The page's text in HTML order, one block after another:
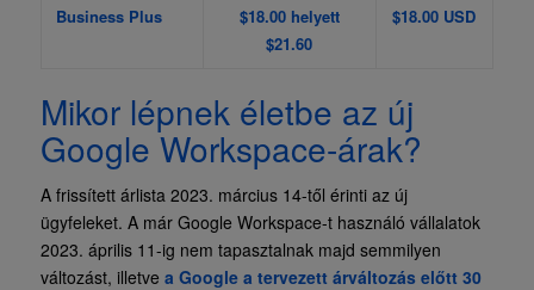
Business Plus
$18.00 helyett
$21.60
$18.00 USD
Mikor lépnek életbe az új
Google Workspace-árak?
A frissített árlista 2023. március 14-től érinti az új
ügyfeleket. A már Google Workspace-t használó vállalatok
2023. április 11-ig nem tapasztalnak majd semmilyen
változást, illetve a Google a tervezett árváltozás előtt 30